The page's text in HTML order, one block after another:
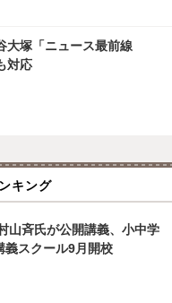
大塚「ニュース最前線
対応
キング
山斉氏が公開講義、小中学
義スクール9月開校